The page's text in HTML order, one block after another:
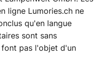
ligne Lumories.ch ne
qu'en langue
sont sans
pas l'objet d'un